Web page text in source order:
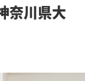
奈川県大